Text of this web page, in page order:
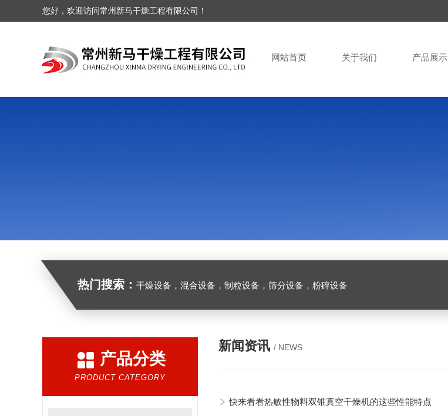
您好，欢迎访问常州新马干燥工程有限公司！
网站首页 关于我们 产品展示
热门搜索： 干燥设备，混合设备，制粒设备，筛分设备，粉碎设备
产品分类
PRODUCT CATEGORY
新闻资讯 / NEWS
快来看看热敏性物料双锥真空干燥机的这些性能特点